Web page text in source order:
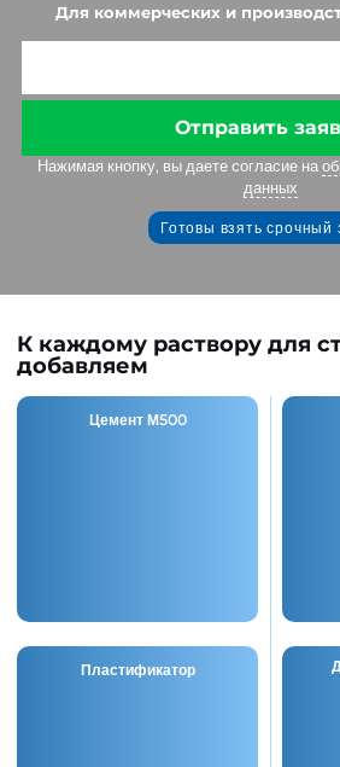
Для коммерческих и
Отправить
Нажимая кнопку, вы даете
персональных
Готовы взять срочный
К каждому раствору для
добавляем
Цемент М500
Пластификатор